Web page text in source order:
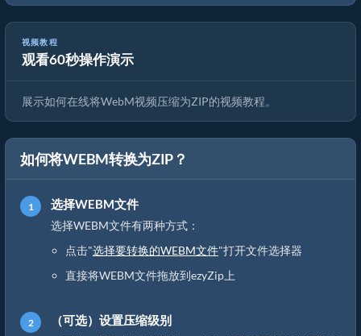
视频教程
观看60秒操作演示
如何在线将WebM转换为ZIP文件（简单指南）
展示如何在线将WebM视频压缩为ZIP的视频教程。
如何将WEBM转换为ZIP？
选择WEBM文件
选择WEBM文件有两种方式：
点击"选择要转换的WEBM文件"打开文件选择器
直接将WEBM文件拖放到ezyZip上
（可选）设置压缩级别